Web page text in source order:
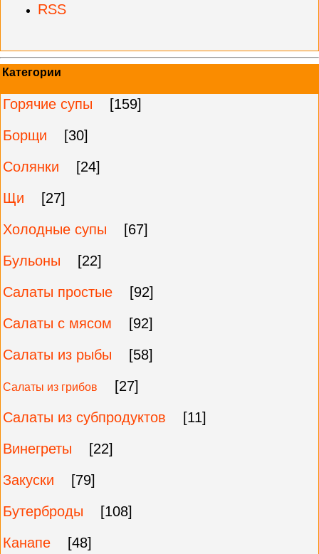
RSS
Категории
Горячие супы
[159]
Борщи
[30]
Солянки
[24]
Щи
[27]
Холодные супы
[67]
Бульоны
[22]
Салаты простые
[92]
Салаты с мясом
[92]
Салаты из рыбы
[58]
Салаты из грибов
[27]
Салаты из субпродуктов
[11]
Винегреты
[22]
Закуски
[79]
Бутерброды
[108]
Канапе
[48]